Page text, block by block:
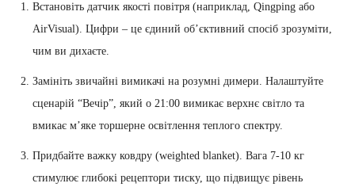
Встановіть датчик якості повітря (наприклад, Qingping або
AirVisual). Цифри – це єдиний об’єктивний спосіб зрозуміти,
чим ви дихаєте.
Замініть звичайні вимикачі на розумні димери. Налаштуйте
сценарій “Вечір”, який о 21:00 вимикає верхнє світло та
вмикає м’яке торшерне освітлення теплого спектру.
Придбайте важку ковдру (weighted blanket). Вага 7-10 кг
стимулює глибокі рецептори тиску, що підвищує рівень